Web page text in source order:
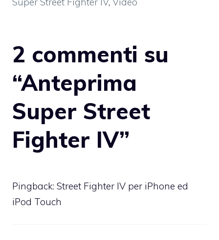
2 commenti su
“Anteprima
Super Street
Fighter IV”
Pingback: Street Fighter IV per iPhone ed
iPod Touch